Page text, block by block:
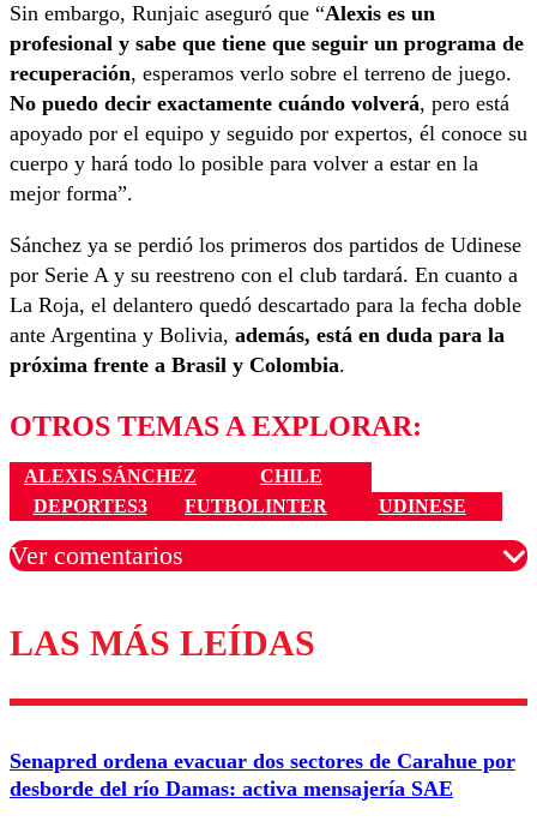
Sin embargo, Runjaic aseguró que “Alexis es un
profesional y sabe que tiene que seguir un programa de
recuperación, esperamos verlo sobre el terreno de juego.
No puedo decir exactamente cuándo volverá, pero está
apoyado por el equipo y seguido por expertos, él conoce su
cuerpo y hará todo lo posible para volver a estar en la
mejor forma”.
Sánchez ya se perdió los primeros dos partidos de Udinese
por Serie A y su reestreno con el club tardará. En cuanto a
La Roja, el delantero quedó descartado para la fecha doble
ante Argentina y Bolivia, además, está en duda para la
próxima frente a Brasil y Colombia.
OTROS TEMAS A EXPLORAR:
ALEXIS SÁNCHEZ
CHILE
DEPORTES3
FUTBOLINTER UDINESE
Ver comentarios
Los comentarios son moderados para garantizar un
diálogo respetuoso.
Correo
LAS MÁS LEÍDAS
Senapred ordena evacuar dos sectores de Carahue por
desborde del río Damas: activa mensajería SAE